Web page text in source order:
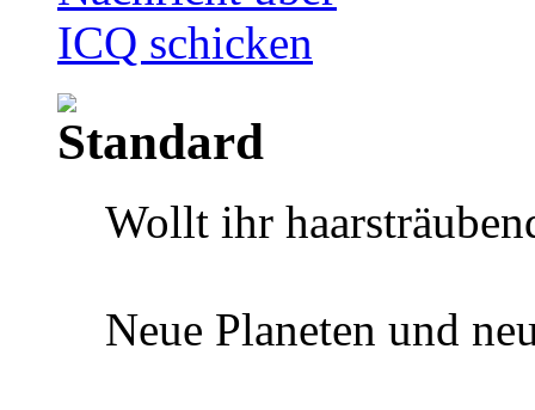
Wollt ihr
Neue Planeten und